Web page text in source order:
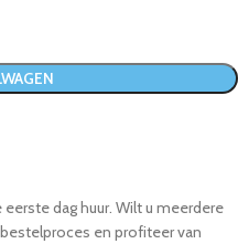
dag huur. Wilt u meerdere
en profiteer van